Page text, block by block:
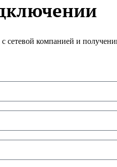
сетевой компанией и